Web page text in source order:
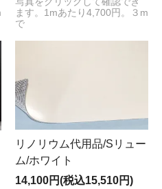
ます。1mあたり4,700円。３m
で
リノリウム代用品/Sリュー
ム/ホワイト
14,100円(税込15,510円)